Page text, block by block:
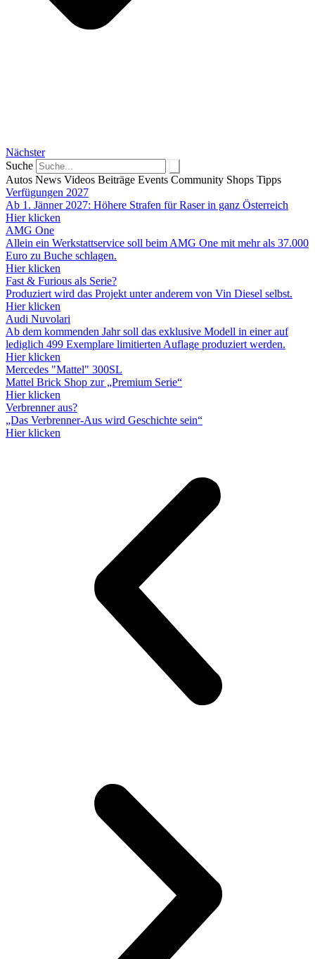
Nächster
Suche
Autos News Videos Beiträge Events Community Shops Tipps
Verfügungen 2027
Ab 1. Jänner 2027: Höhere Strafen für Raser in ganz Österreich
Hier klicken
AMG One
Allein ein Werkstattservice soll beim AMG One mit mehr als 37.000
Euro zu Buche schlagen.
Hier klicken
Fast & Furious als Serie?
Produziert wird das Projekt unter anderem von Vin Diesel selbst.
Hier klicken
Audi Nuvolari
Ab dem kommenden Jahr soll das exklusive Modell in einer auf
lediglich 499 Exemplare limitierten Auflage produziert werden.
Hier klicken
Mercedes "Mattel" 300SL
Mattel Brick Shop zur „Premium Serie“
Hier klicken
Verbrenner aus?
„Das Verbrenner-Aus wird Geschichte sein“
Hier klicken